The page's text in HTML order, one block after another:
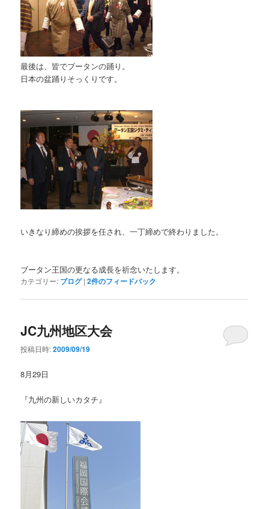
最後は、皆でブータンの踊り。
日本の盆踊りそっくりです。
いきなり締めの挨拶を任され、一丁締めで終わりました。
ブータン王国の更なる成長を祈念いたします。
カテゴリー: ブログ |2件のフィードバック
JC九州地区大会
投稿日時:2009/09/19
8月29日
『九州の新しいカタチ』